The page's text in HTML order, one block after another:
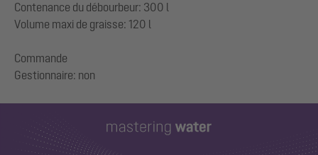
Contenance du débourbeur: 300 l
Volume maxi de graisse: 120 l
Commande